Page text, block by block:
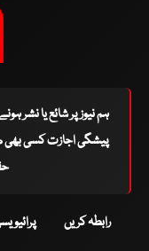
ہم نیوز پر شائع یا نشر
پیشگی اجازت کسی بھی
رابطہ کریں